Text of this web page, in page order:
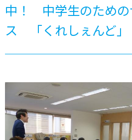
中！ 中学生のための
ス 「くれしぇんど」